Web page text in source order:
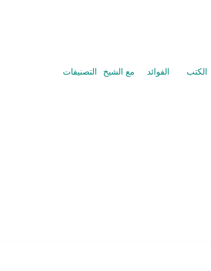
الكتب الفوائد مع الشيخ التصنيفات